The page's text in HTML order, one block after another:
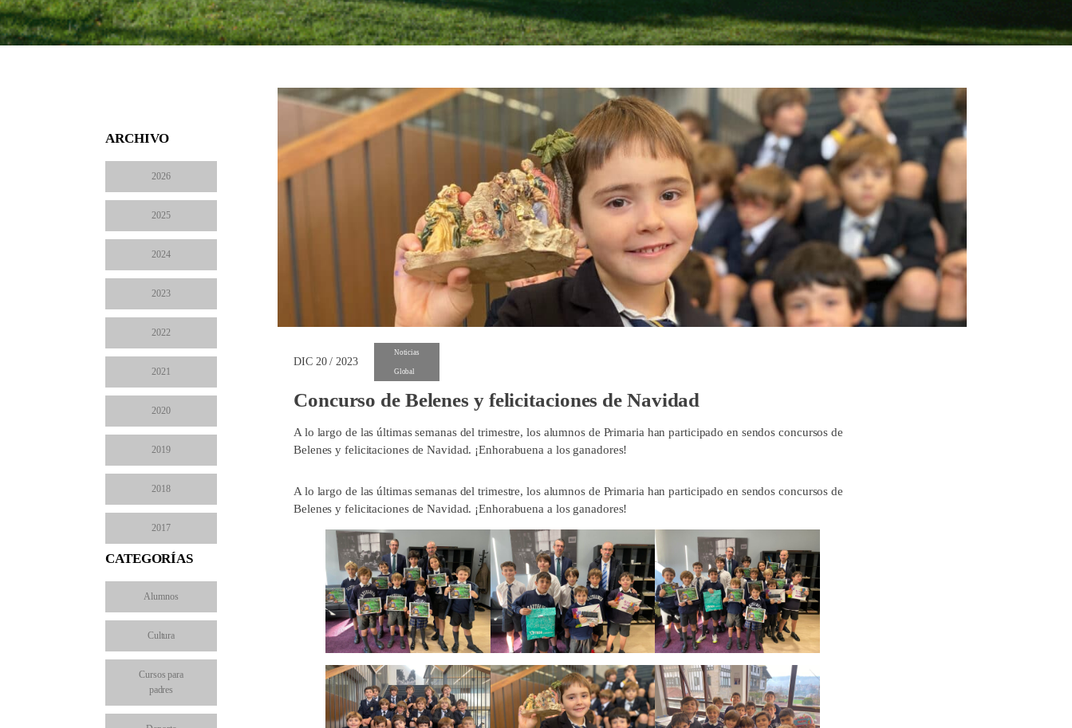
ARCHIVO
2026
2025
2024
2023
2022
2021
2020
2019
2018
2017
CATEGORÍAS
Alumnos
Cultura
Cursos para
padres
DIC 20 / 2023
Noticias
Global
Concurso de Belenes y felicitaciones de Navidad
A lo largo de las últimas semanas del trimestre, los alumnos de Primaria han participado en sendos concursos de
Belenes y felicitaciones de Navidad. ¡Enhorabuena a los ganadores!
A lo largo de las últimas semanas del trimestre, los alumnos de Primaria han participado en sendos concursos de
Belenes y felicitaciones de Navidad. ¡Enhorabuena a los ganadores!